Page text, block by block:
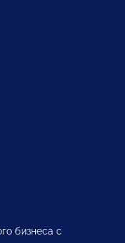
бизнеса с